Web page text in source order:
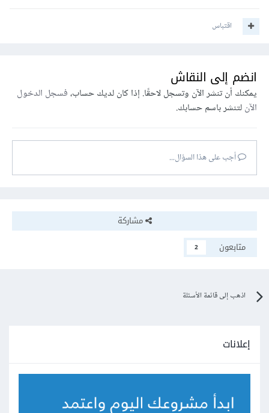
اقتباس
انضم إلى النقاش
يمكنك أن تنشر الآن وتسجل لاحقًا. إذا كان لديك حساب،فسجل الدخول
الآنلتنشر باسم حسابك.
أجب على هذا السؤال...
مشاركة
متابعون
2
اذهب إلى قائمة الأسئلة
إعلانات